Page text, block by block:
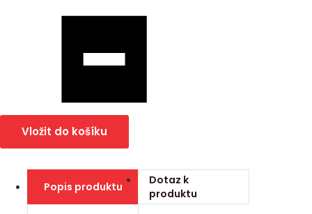
Vložit do košíku
Popis produktu
Dotaz k
produktu